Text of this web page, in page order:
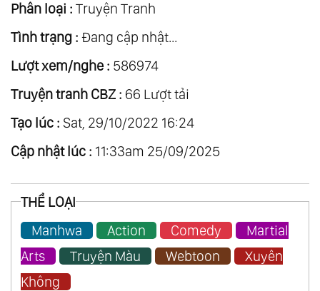
Phân loại : Truyện Tranh
Tình trạng : Đang cập nhật...
Lượt xem/nghe : 586974
Truyện tranh CBZ : 66 Lượt tải
Tạo lúc : Sat, 29/10/2022 16:24
Cập nhật lúc : 11:33am 25/09/2025
THỂ LOẠI
Manhwa
Action Comedy
Martial
Arts
Truyện Màu Webtoon
Xuyên
Không